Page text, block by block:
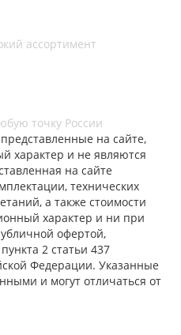
ассортимент
точку России
на сайте,
характер и не являются
на сайте
технических
а также стоимости
характер и ни при
офертой,
2 статьи 437
Федерации. Указанные
и могут отличаться от